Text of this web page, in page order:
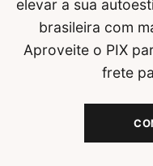
elevar a sua
brasileira com
Aproveite o PIX
frete